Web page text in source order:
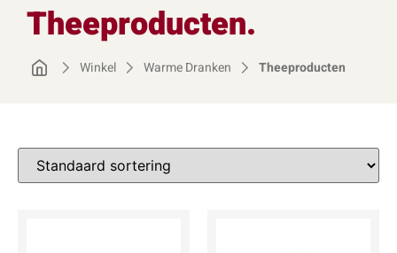
Theeproducten.
Winkel Warme Dranken Theeproducten